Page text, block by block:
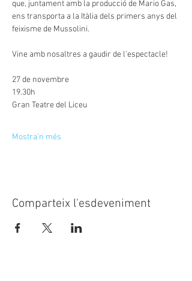
que, juntament amb la producció de Mario Gas,
ens transporta a la Itàlia dels primers anys del
feixisme de Mussolini.
Vine amb nosaltres a gaudir de l'espectacle!
27 de novembre
19.30h
Gran Teatre del Liceu
Mostra'n més
Comparteix l'esdeveniment